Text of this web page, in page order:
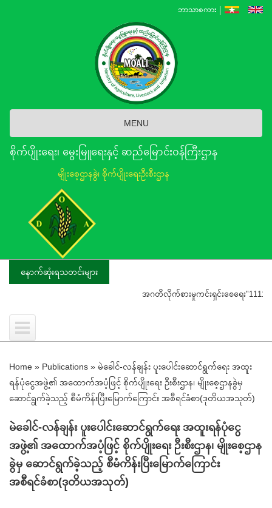
ဘာသာစကား
MENU
စိုက်ပျိုးရေး၊ မွေးမြူရေးနှင့် ဆည်မြောင်း၀န်ကြီးဌာန
မျိုးစေ့ဌာနခွဲ၊ စိုက်ပျိုးရေးဦးစီးဌာန
နောက်ဆုံးရသတင်းများ
အဂတိလိုက်စားမှုကင်းရှင်းစေရေး"1111"ကို
Home » Publications » မဲခေါင်-လန်ချန်း ပူးပေါင်းဆောင်ရွက်ရေး အထူး
ရန်ပုံငွေအဖွဲ့၏ အထောက်အပံ့ဖြင့် စိုက်ပျိုးရေး ဦးစီးဌာန၊ မျိုးစေ့ဌာနခွဲမှ
ဆောင်ရွက်ခဲ့သည့် စီမံကိန်းပြီးမြောက်ကြောင်း အစီရင်ခံစာ(ဒုတိယအသုတ်)
မဲခေါင်-လန်ချန်း ပူးပေါင်းဆောင်ရွက်ရေး အထူးရန်ပုံငွေ
အဖွဲ့၏ အထောက်အပံ့ဖြင့် စိုက်ပျိုးရေး ဦးစီးဌာန၊ မျိုးစေ့ဌာန
ခွဲမှ ဆောင်ရွက်ခဲ့သည့် စီမံကိန်းပြီးမြောက်ကြောင်း
အစီရင်ခံစာ(ဒုတိယအသုတ်)